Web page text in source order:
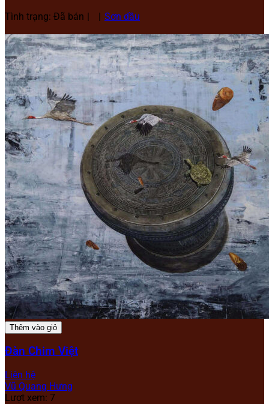
Tình trạng: Đã bán
Sơn dầu
Thêm vào giỏ
Đàn Chim Việt
Liên hệ
Vũ Quang Hưng
Lượt xem: 7